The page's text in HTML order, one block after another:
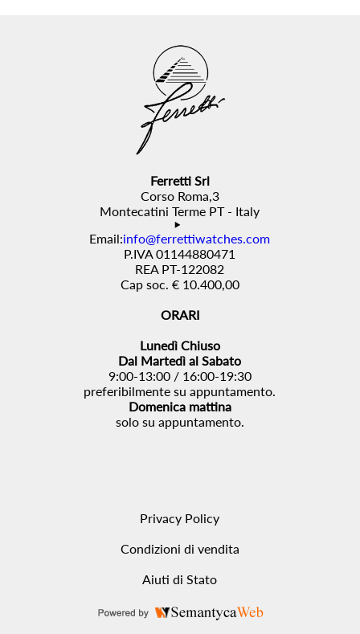
Ferretti Srl
Corso Roma,3
Montecatini Terme PT - Italy
Email:info@ferrettiwatches.com
P.IVA 01144880471
REA PT-122082
Cap soc. € 10.400,00
ORARI
Lunedì Chiuso
Dal Martedì al Sabato
9:00-13:00 / 16:00-19:30
preferibilmente su appuntamento.
Domenica mattina
solo su appuntamento.
Privacy Policy
Condizioni di vendita
Aiuti di Stato